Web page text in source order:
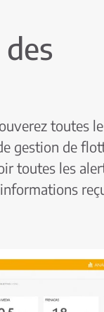
toutes
gestion de
toutes les